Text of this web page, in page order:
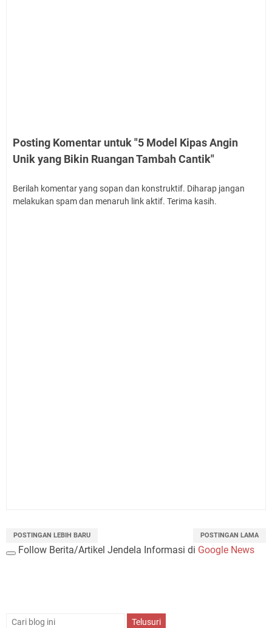
Posting Komentar untuk "5 Model Kipas Angin
Unik yang Bikin Ruangan Tambah Cantik"
Berilah komentar yang sopan dan konstruktif. Diharap jangan
melakukan spam dan menaruh link aktif. Terima kasih.
POSTINGAN LEBIH BARU POSTINGAN LAMA
Follow Berita/Artikel Jendela Informasi di Google News